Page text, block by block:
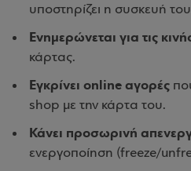
υποστηρίζει η συσκευή
Ενημερώνεται για τις
κάρτας.
Εγκρίνει online αγορές
shop με την κάρτα του.
Κάνει προσωρινή
ενεργοποίηση (freeze/